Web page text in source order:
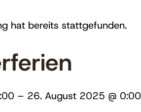
hat bereits stattgefunden.
– 26. August 2025 @ 0:00